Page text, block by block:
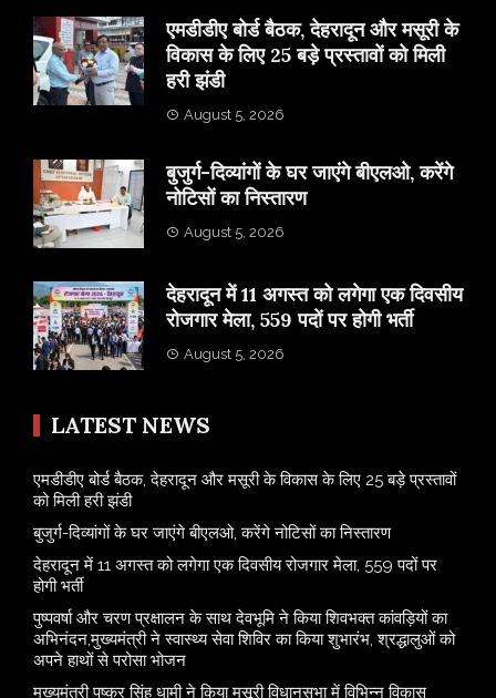
एमडीडीए बोर्ड बैठक, देहरादून और मसूरी के
विकास के लिए 25 बड़े प्रस्तावों को मिली
हरी झंडी
August 5, 2026
बुजुर्ग-दिव्यांगों के घर जाएंगे बीएलओ, करेंगे
नोटिसों का निस्तारण
August 5, 2026
​देहरादून में 11 अगस्त को लगेगा एक दिवसीय
रोजगार मेला, 559 पदों पर होगी भर्ती
August 5, 2026
LATEST NEWS
एमडीडीए बोर्ड बैठक, देहरादून और मसूरी के विकास के लिए 25 बड़े प्रस्तावों
को मिली हरी झंडी
बुजुर्ग-दिव्यांगों के घर जाएंगे बीएलओ, करेंगे नोटिसों का निस्तारण
​देहरादून में 11 अगस्त को लगेगा एक दिवसीय रोजगार मेला, 559 पदों पर
होगी भर्ती
पुष्पवर्षा और चरण प्रक्षालन के साथ देवभूमि ने किया शिवभक्त कांवड़ियों का
अभिनंदन,मुख्यमंत्री ने स्वास्थ्य सेवा शिविर का किया शुभारंभ, श्रद्धालुओं को
अपने हाथों से परोसा भोजन
मुख्यमंत्री पुष्कर सिंह धामी ने किया मसूरी विधानसभा में विभिन्न विकास